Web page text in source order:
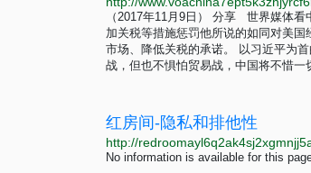
（2017年11月9日） 分享 世界媒体
加关税等措施惩罚他所说的如同对美国
市场、降低关税的承诺。 以习近平为
战，但也不惧怕贸易战，中国将不惜一
红房间-隐私和排他性
No information is available for this